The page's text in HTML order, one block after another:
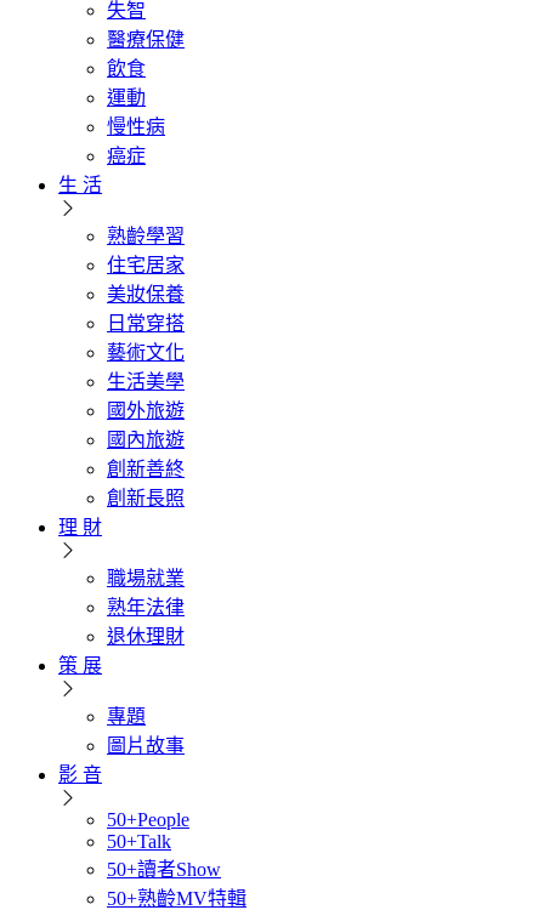
失智
醫療保健
飲食
運動
慢性病
癌症
生 活
熟齡學習
住宅居家
美妝保養
日常穿搭
藝術文化
生活美學
國外旅遊
國內旅遊
創新善終
創新長照
理 財
職場就業
熟年法律
退休理財
策 展
專題
圖片故事
影 音
50+People
50+Talk
50+讀者Show
50+熟齡MV特輯